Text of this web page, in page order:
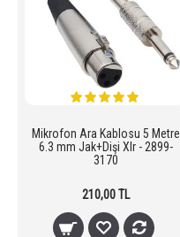
Mikrofon Ara Kablosu 5 Metre
6.3 mm Jak+Dişi Xlr - 2899-
3170
210,00 TL